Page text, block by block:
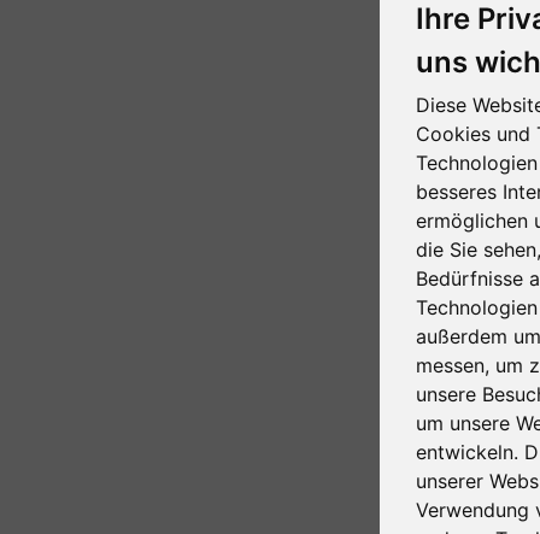
Ihre
uns
Diese
Cookies und
besseres
ermöglichen
die Sie
Bedürfnisse
außerdem
messen, um
unsere
um unsere
entwickeln.
unserer
Verwendung